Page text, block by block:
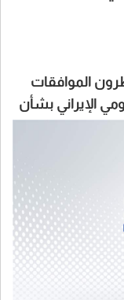
الموافقات
الإيراني بشأن